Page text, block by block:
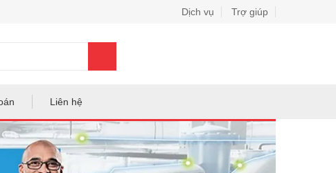
Dịch vụ Trợ giúp
Liên hệ